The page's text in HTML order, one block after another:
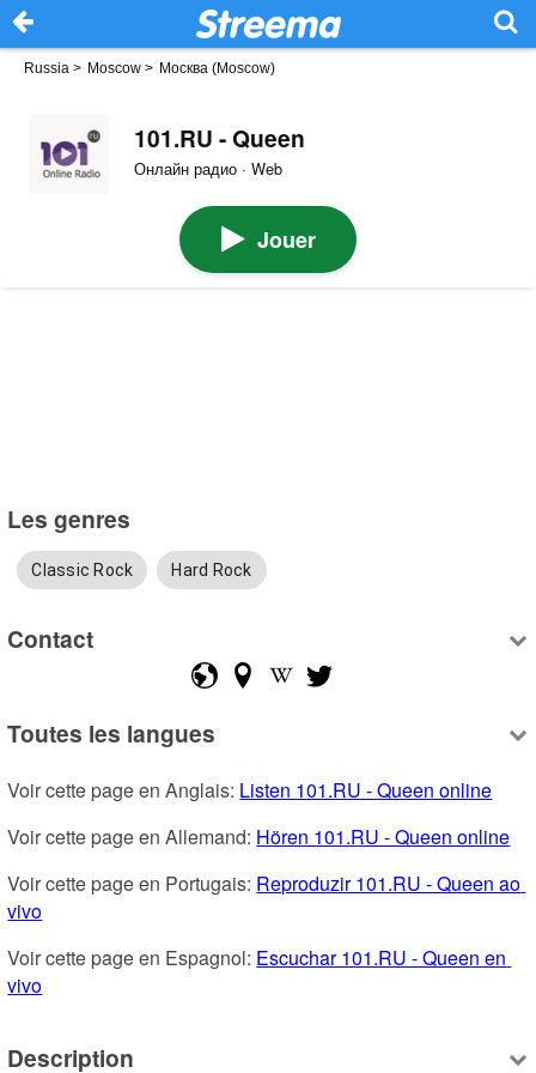
Russia > Moscow > Москва (Moscow)
101.RU - Queen
Онлайн радио · Web
Jouer
Les genres
Classic Rock Hard Rock
Contact
Toutes les langues
Voir cette page en Anglais: Listen 101.RU - Queen online
Voir cette page en Allemand: Hören 101.RU - Queen online
Voir cette page en Portugais: Reproduzir 101.RU - Queen ao
vivo
Voir cette page en Espagnol: Escuchar 101.RU - Queen en
vivo
Description